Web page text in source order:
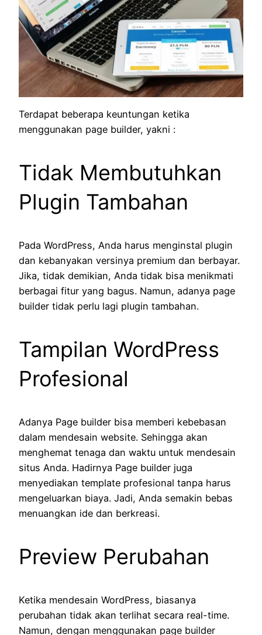
Terdapat beberapa keuntungan ketika
menggunakan page builder, yakni :
Tidak Membutuhkan
Plugin Tambahan
Pada WordPress, Anda harus menginstal plugin
dan kebanyakan versinya premium dan berbayar.
Jika, tidak demikian, Anda tidak bisa menikmati
berbagai fitur yang bagus. Namun, adanya page
builder tidak perlu lagi plugin tambahan.
Tampilan WordPress
Profesional
Adanya Page builder bisa memberi kebebasan
dalam mendesain website. Sehingga akan
menghemat tenaga dan waktu untuk mendesain
situs Anda. Hadirnya Page builder juga
menyediakan template profesional tanpa harus
mengeluarkan biaya. Jadi, Anda semakin bebas
menuangkan ide dan berkreasi.
Preview Perubahan
Ketika mendesain WordPress, biasanya
perubahan tidak akan terlihat secara real-time.
Namun, dengan menggunakan page builder